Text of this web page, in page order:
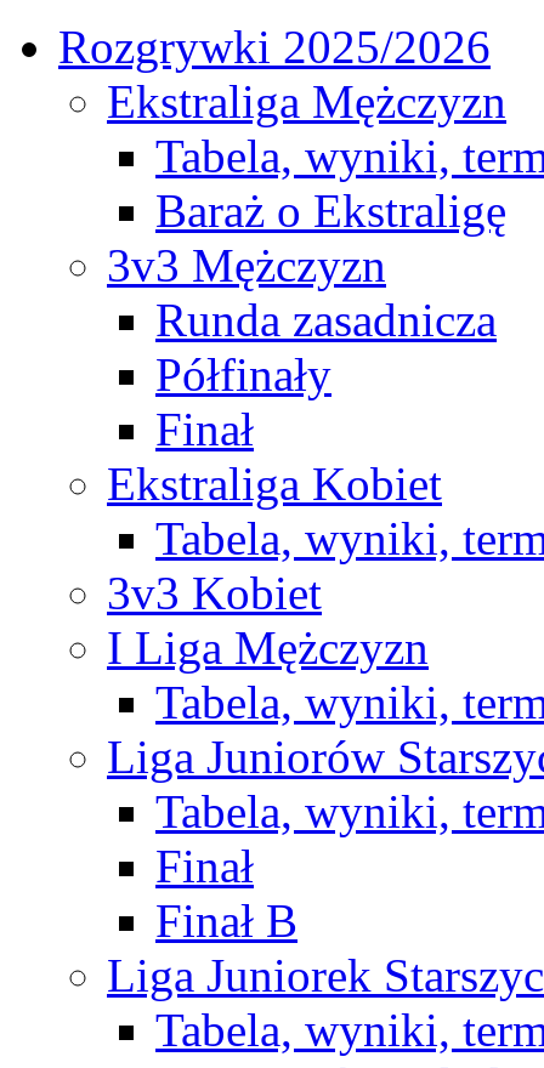
Rozgrywki 2025/2026
Ekstraliga Mężczyzn
Tabela, wyniki,
Baraż o Ekstraligę
3v3 Mężczyzn
Runda zasadnicza
Półfinały
Finał
Ekstraliga Kobiet
Tabela, wyniki,
3v3 Kobiet
I Liga Mężczyzn
Tabela, wyniki,
Liga Juniorów
Tabela, wyniki,
Finał
Finał B
Liga Juniorek
Tabela, wyniki,